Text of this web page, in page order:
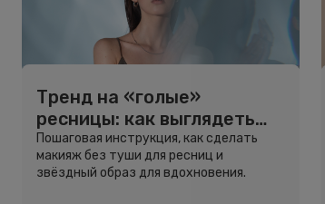
Тренд на «голые»
ресницы: как выглядеть
свежо, не используя тушь
Пошаговая инструкция, как сделать
макияж без туши для ресниц и
звёздный образ для вдохновения.